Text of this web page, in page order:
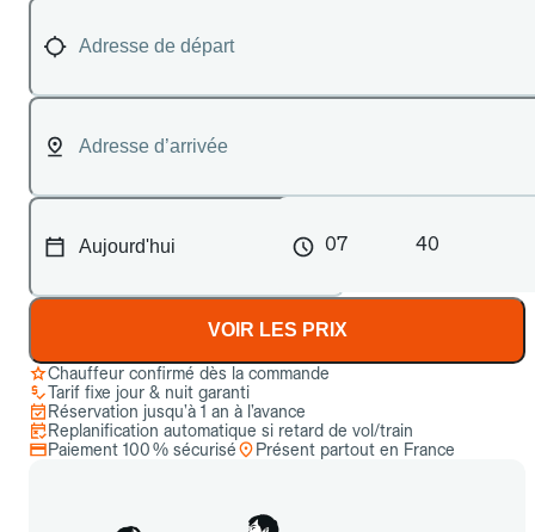
07 40
VOIR LES PRIX
Chauffeur confirmé dès la commande
Tarif fixe jour & nuit garanti
Réservation jusqu’à 1 an à l’avance
Replanification automatique si retard de vol/train
Paiement 100 % sécurisé
Présent partout en France